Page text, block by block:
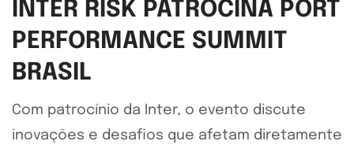
INTER RISK PATROCINA PORT
PERFORMANCE SUMMIT
BRASIL
Com patrocínio da Inter, o evento discute
inovações e desafios que afetam diretamente